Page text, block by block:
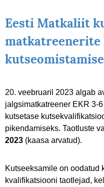
Eesti Matkaliit
matkatreenerite
kutseomistamise
20. veebruaril 2023 algab
jalgsimatkatreener EKR 3-
kutsetase
pikendamiseks. Taotluste
2023 (kaasa arvatud).
Kutseeksamile on oodatud
kvalifikatsiooni taotlejad,